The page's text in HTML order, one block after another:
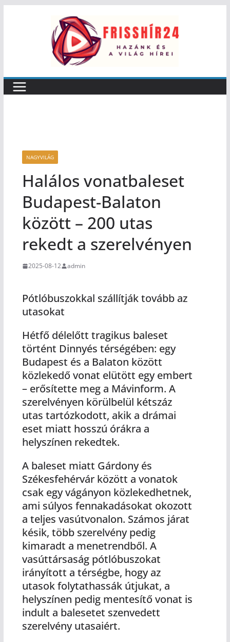
NAGYVILÁG
Halálos vonatbaleset
Budapest-Balaton
között – 200 utas
rekedt a szerelvényen
2025-08-12 admin
Pótlóbuszokkal szállítják tovább az
utasokat
Hétfő délelőtt tragikus baleset
történt Dinnyés térségében: egy
Budapest és a Balaton között
közlekedő vonat elütött egy embert
– erősítette meg a Mávinform. A
szerelvényen körülbelül kétszáz
utas tartózkodott, akik a drámai
eset miatt hosszú órákra a
helyszínen rekedtek.
A baleset miatt Gárdony és
Székesfehérvár között a vonatok
csak egy vágányon közlekedhetnek,
ami súlyos fennakadásokat okozott
a teljes vasútvonalon. Számos járat
késik, több szerelvény pedig
kimaradt a menetrendből. A
vasúttársaság pótlóbuszokat
irányított a térségbe, hogy az
utasok folytathassák útjukat, a
helyszínen pedig mentesítő vonat is
indult a balesetet szenvedett
szerelvény utasaiért.